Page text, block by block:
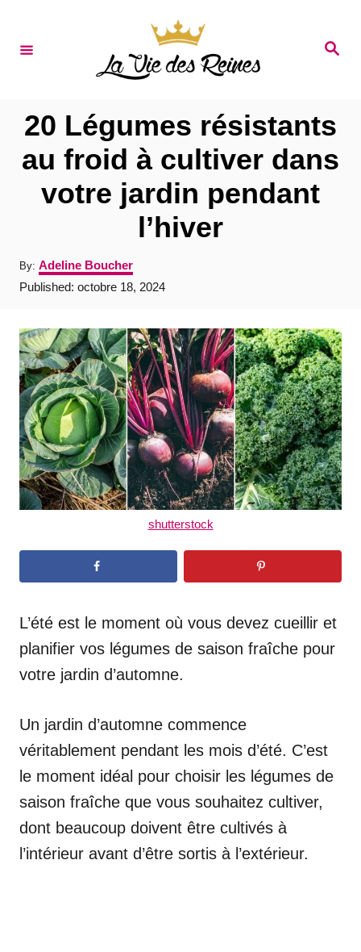
S
20 Légumes résistants
au froid à cultiver dans
votre jardin pendant
l’hiver
By: A
u
t
o
r
Adeline Boucher
P
t
e
d
o
n
Published: octobre 18, 2024
shutterstock
L’été est le moment où vous devez cueillir et
planifier vos légumes de saison fraîche pour
votre jardin d’automne.
Un jardin d’automne commence
véritablement pendant les mois d’été. C’est
le moment idéal pour choisir les légumes de
saison fraîche que vous souhaitez cultiver,
dont beaucoup doivent être cultivés à
l’intérieur avant d’être sortis à l’extérieur.